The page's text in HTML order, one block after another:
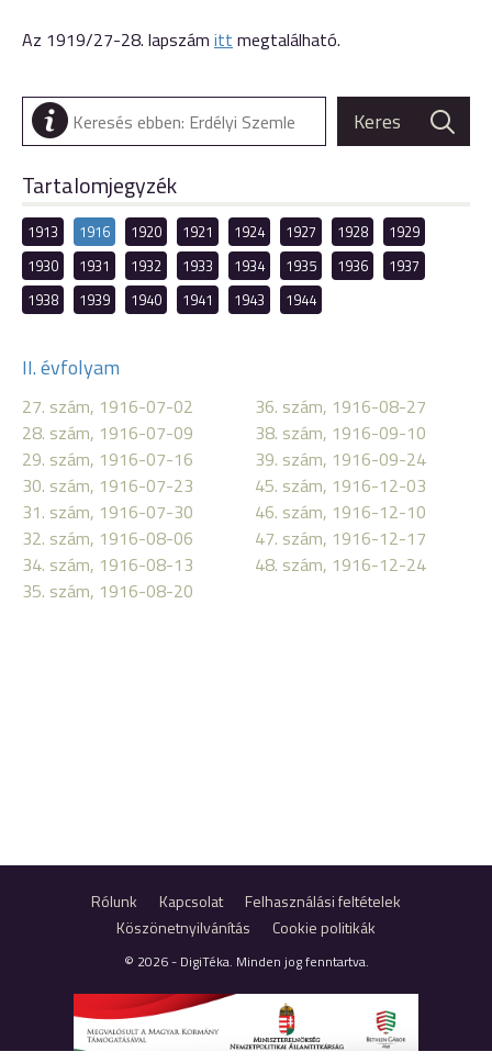
Az 1919/27-28. lapszám itt megtalálható.
Tartalomjegyzék
1913 1916 1920 1921 1924 1927 1928
1929
1930
1931 1932 1933 1934 1935 1936
1937
1938
1939 1940 1941 1943 1944
II. évfolyam
27. szám, 1916-07-02
28. szám, 1916-07-09
29. szám, 1916-07-16
30. szám, 1916-07-23
31. szám, 1916-07-30
32. szám, 1916-08-06
34. szám, 1916-08-13
35. szám, 1916-08-20
36. szám, 1916-08-27
38. szám, 1916-09-10
39. szám, 1916-09-24
45. szám, 1916-12-03
46. szám, 1916-12-10
47. szám, 1916-12-17
48. szám, 1916-12-24
Rólunk Kapcsolat
Felhasználási feltételek
Köszönetnyilvánítás
Cookie politikák
© 2026 - DigiTéka. Minden jog fenntartva.